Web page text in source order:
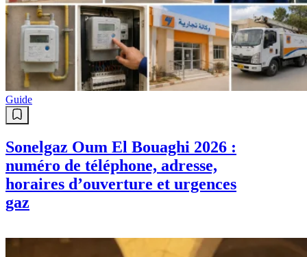
Guide
Sonelgaz Oum El Bouaghi 2026 :
numéro de téléphone, adresse,
horaires d’ouverture et urgences
gaz